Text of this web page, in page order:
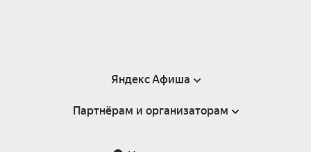
Яндекс Афиша
Справка
Партнёрам и организаторам